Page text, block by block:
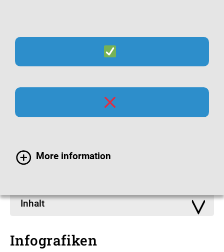
More information
Infomaterialien zu
Atemwegsinfektionen
Inhalt
Infografiken